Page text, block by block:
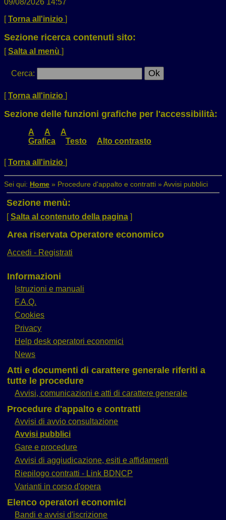
09/08/2026 14:57
[Torna all'inizio ]
Sezione ricerca contenuti sito:
[Salta al menù ]
Cerca:
[Torna all'inizio ]
Sezione delle funzioni grafiche per l'accessibilità:
A A
A
Grafica
Testo Alto contrasto
[Torna all'inizio ]
Sei qui: Home » Procedure d'appalto e contratti » Avvisi pubblici
Sezione menù:
[Salta al contenuto della pagina]
Area riservata Operatore economico
Accedi - Registrati
Informazioni
Istruzioni e manuali
F.A.Q.
Cookies
Privacy
Help desk operatori economici
News
Atti e documenti di carattere generale riferiti a
tutte le procedure
Avvisi, comunicazioni e atti di carattere generale
Procedure d'appalto e contratti
Avvisi di avvio consultazione
Avvisi pubblici
Gare e procedure
Avvisi di aggiudicazione, esiti e affidamenti
Riepilogo contratti - Link BDNCP
Varianti in corso d'opera
Elenco operatori economici
Bandi e avvisi d'iscrizione